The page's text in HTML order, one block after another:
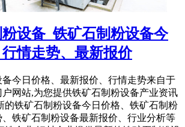
设备_铁矿石制粉设备今
行情走势、最新报价
今日价格、最新报价、行情走势来自于
网站,为您提供铁矿石制粉设备产业资讯
的铁矿石制粉设备今日价格、铁矿石制粉
铁矿石制粉设备最新报价、行业分析等